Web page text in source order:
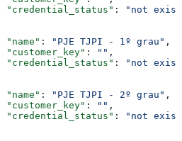
			"credential_status"
:
"not
			"name"
: "PJE TJPI - 1º grau" ,
			"customer_key"
: "" ,
			"credential_status"
:
"not
			"name"
: "PJE TJPI - 2º grau" ,
			"customer_key"
: "" ,
			"credential_status"
:
"not